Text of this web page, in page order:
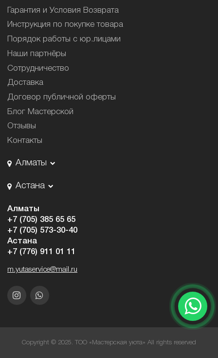
Гарантия и Условия Возврата
Инструкция по покупке товара
Порядок работы с юр.лицами
Наши партнёры
Сотрудничество
Доставка
Договор публичной оферты
Блог Мастерской
Отзывы
Контакты
Алматы
Астана
Алматы
+7 (705) 385 65 65
+7 (705) 573-30-40
Астана
+7 (776) 911 01 11
m.yutaservice@mail.ru
Copyright © 2025. ТОО «Мастерская уюта» All rights reserved